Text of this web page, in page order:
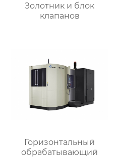
Золотник и блок
клапанов
Горизонтальный
обрабатывающий